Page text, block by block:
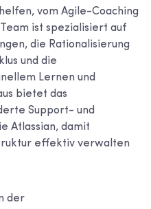
vom Agile-Coaching
ist spezialisiert auf
die Rationalisierung
und die
Lernen und
bietet das
Support- und
Atlassian, damit
effektiv verwalten
der